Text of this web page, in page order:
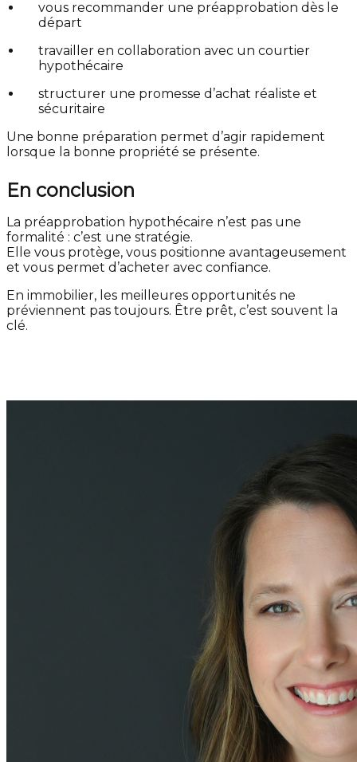
vous recommander une préapprobation dès le
départ
travailler en collaboration avec un courtier
hypothécaire
structurer une promesse d’achat réaliste et
sécuritaire
Une bonne préparation permet d’agir rapidement
lorsque la bonne propriété se présente.
En conclusion
La préapprobation hypothécaire n’est pas une
formalité : c’est une stratégie.
Elle vous protège, vous positionne avantageusement
et vous permet d’acheter avec confiance.
En immobilier, les meilleures opportunités ne
préviennent pas toujours. Être prêt, c’est souvent la
clé.